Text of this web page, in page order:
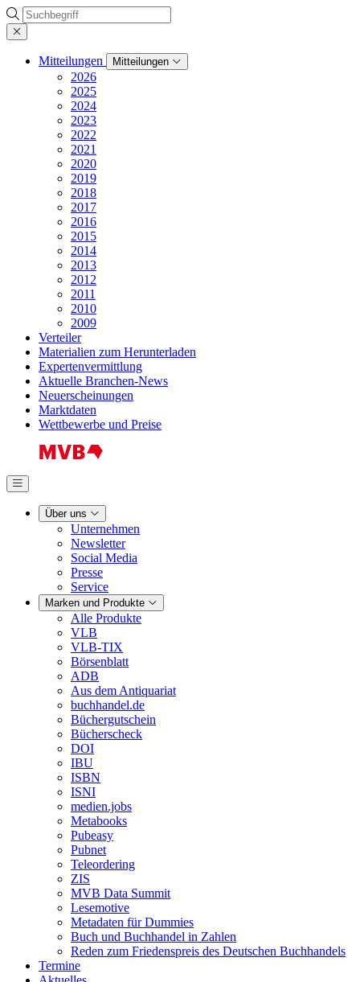
Suche
Mitteilungen Mitteilungen
2026
2025
2024
2023
2022
2021
2020
2019
2018
2017
2016
2015
2014
2013
2012
2011
2010
2009
Verteiler
Materialien zum Herunterladen
Expertenvermittlung
Aktuelle Branchen-News
Neuerscheinungen
Marktdaten
Wettbewerbe und Preise
Über uns
Unternehmen
Newsletter
Social Media
Presse
Service
Marken und Produkte
Alle Produkte
VLB
VLB-TIX
Börsenblatt
ADB
Aus dem Antiquariat
buchhandel.de
Büchergutschein
Bücherscheck
DOI
IBU
ISBN
ISNI
medien.jobs
Metabooks
Pubeasy
Pubnet
Teleordering
ZIS
MVB Data Summit
Lesemotive
Metadaten für Dummies
Buch und Buchhandel in Zahlen
Reden zum Friedenspreis des Deutschen Buchhandels
Termine